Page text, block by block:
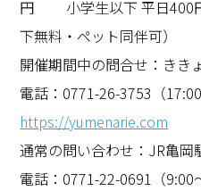
円 小学生以下 平日400
下無料・ペット同伴可）
開催期間中の問合せ：きき
電話：0771-26-3753（17:00
https://yumenarie.com
通常の問い合わせ：JR亀岡
電話： 0771-22-0691 （9:00